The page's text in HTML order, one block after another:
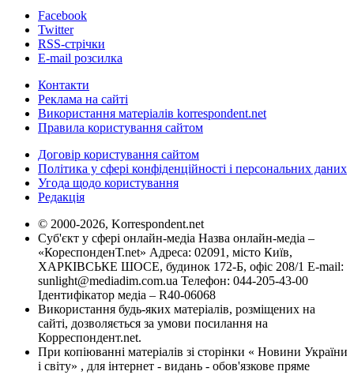
Facebook
Twitter
RSS-стрічки
E-mail розсилка
Контакти
Реклама на сайті
Використання матеріалів korrespondent.net
Правила користування сайтом
Договір користування сайтом
Політика у сфері конфіденційності і персональних даних
Угода щодо користування
Редакція
© 2000-2026, Korrespondent.net
Суб'єкт у сфері онлайн-медіа Назва онлайн-медіа –
«КореспонденТ.net» Адреса: 02091, місто Київ,
ХАРКІВСЬКЕ ШОСЕ, будинок 172-Б, офіс 208/1 E-mail:
sunlight@mediadim.com.ua Телефон: 044-205-43-00
Ідентифікатор медіа – R40-06068
Використання будь-яких матеріалів, розміщених на
сайті, дозволяється за умови посилання на
Корреспондент.net.
При копіюванні матеріалів зі сторінки « Новини України
і світу» , для інтернет - видань - обов'язкове пряме